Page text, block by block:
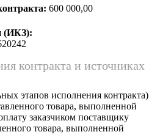
600 000,00
(ИКЗ):
контракта и источниках
этапов исполнения контракта)
товара, выполненной
заказчиком поставщику
товара, выполненной